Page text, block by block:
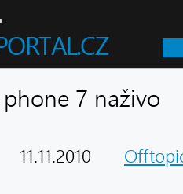
7 naživo
11.11.2010